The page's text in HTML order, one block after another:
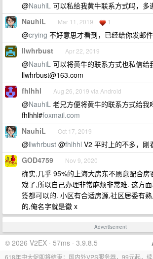
@NauhiL 可以私给我黄牛联系方式吗，多
NauhiL Mar 11, 2019 1
@crying 不好意思才看到，已经给你发邮
llwhrbust Apr 22, 2019
@NauhiL 可以将黄牛的联系方式也私信给
llwhrbust@163.com
fhlhhl Aug 26, 2019 via Android
@NauhiL 老兄方便将黄牛的联系方式给我
fhlhhl#foxmail.com
NauhiL Oct 17, 2019
@llwhrbust @fhlhhl V2 平时上的不多，刚
GOD4759 Nov 9, 2020
确实,几乎 95%的上海大房东不愿意配合
戏了,所以自己办理非常麻烦非常难. 这方
签都可以的. 小区有合适房源,社区居委有
的,俺名字就是徽 x
Advertisement
© 2026 V2EX · 57ms · 3.9.8.5
618年中大促即将结束：国内外VPS服务器，99元起，